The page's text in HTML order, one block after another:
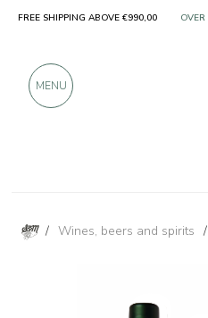
/ Wines, beers and spirits /
FREE SHIPPING ABOVE €990,00 ONLY
MENU